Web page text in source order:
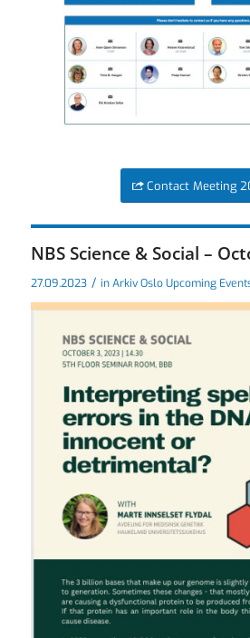
Contact Meeting
NBS Science & Social –
27.09.2023 / inArkiv Oslo Upcoming